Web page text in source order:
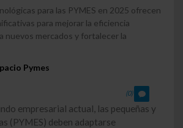
para las PYMES en 2025 ofrecen
para mejorar la eficiencia
nuevos mercados y fortalecer la
Pymes
(0)
empresarial actual, las pequeñas y
(PYMES) deben adaptarse